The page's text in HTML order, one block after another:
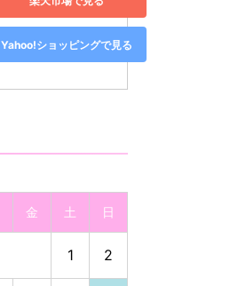
Yahoo!ショッピングで見る
金 土 日
1 2